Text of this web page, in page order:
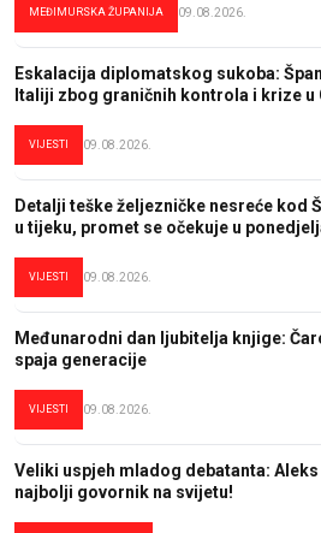
MEĐIMURSKA ŽUPANIJA 09.08.2026.
Eskalacija diplomatskog sukoba:
Italiji zbog graničnih kontrola i krize u
VIJESTI 09.08.2026.
Detalji teške željezničke nesreće kod
u tijeku, promet se očekuje u
VIJESTI 09.08.2026.
Međunarodni dan ljubitelja knjige:
spaja generacije
VIJESTI 09.08.2026.
Veliki uspjeh mladog debatanta:
najbolji govornik na svijetu!